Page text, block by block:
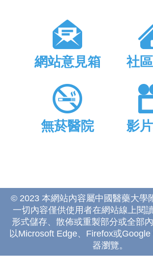
網站意見箱 社
無菸醫院 影
© 2023 本網站內容屬中國醫藥大學
一切內容僅供使用者在網站線上閱
形式儲存、散佈或重製部分或全部
以Microsoft Edge、Firefox或
器瀏覽。